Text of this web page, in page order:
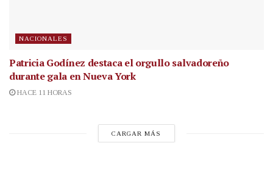
NACIONALES
Patricia Godínez destaca el orgullo salvadoreño
durante gala en Nueva York
HACE 11 HORAS
CARGAR MÁS